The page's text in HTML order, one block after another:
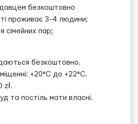
безкоштовно
проживає 3-4 людини;
сімейних пар;
безкоштовно.
+20°C до +22°C.
zł.
та постіль мати власні.